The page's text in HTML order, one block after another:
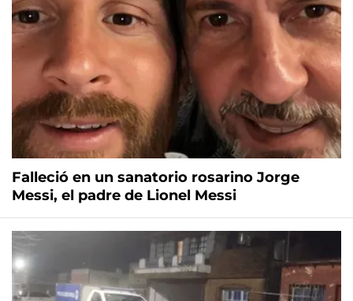
Falleció en un sanatorio rosarino Jorge
Messi, el padre de Lionel Messi